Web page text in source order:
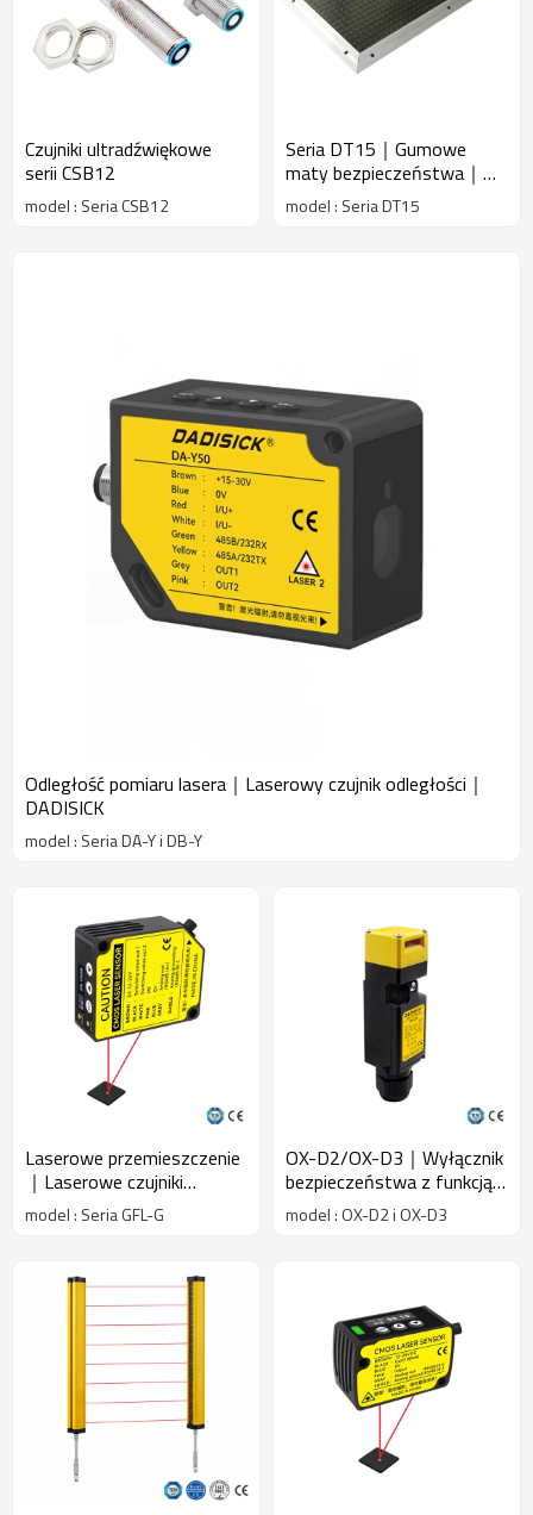
Czujniki ultradźwiękowe
serii CSB12
model : Seria CSB12
Seria DT15｜Gumowe
maty bezpieczeństwa｜
DADISICK
model : Seria DT15
Odległość pomiaru lasera｜Laserowy czujnik odległości｜
DADISICK
model : Seria DA-Y i DB-Y
Laserowe przemieszczenie
｜Laserowe czujniki
odległości｜DADISICK
model : Seria GFL-G
OX-D2/OX-D3｜Wyłącznik
bezpieczeństwa z funkcją
blokowania｜DADISICK
model : OX-D2 i OX-D3